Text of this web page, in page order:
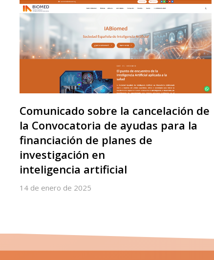
Comunicado sobre la cancelación de
la Convocatoria de ayudas para la
financiación de planes de
investigación en
inteligencia artificial
14 de enero de 2025